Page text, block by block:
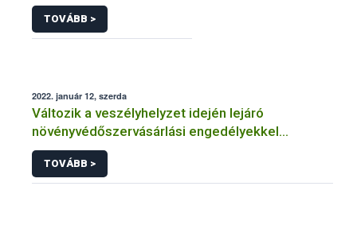
TOVÁBB >
2022. január 12, szerda
Változik a veszélyhelyzet idején lejáró
növényvédőszervásárlási engedélyekkel
kapcsolatos szabályozás
TOVÁBB >